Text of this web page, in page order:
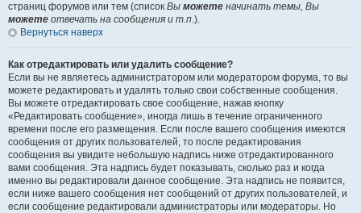
страниц форумов или тем (список Вы можете начинать темы, Вы
можете отвечать на сообщения и т.п.).
Вернуться наверх
Как отредактировать или удалить сообщение?
Если вы не являетесь администратором или модератором форума, то вы
можете редактировать и удалять только свои собственные сообщения.
Вы можете отредактировать свое сообщение, нажав кнопку
«Редактировать сообщение», иногда лишь в течение ограниченного
времени после его размещения. Если после вашего сообщения имеются
сообщения от других пользователей, то после редактирования
сообщения вы увидите небольшую надпись ниже отредактированного
вами сообщения. Эта надпись будет показывать, сколько раз и когда
именно вы редактировали данное сообщение. Эта надпись не появится,
если ниже вашего сообщения нет сообщений от других пользователей, и
если сообщение редактировали администраторы или модераторы. Но